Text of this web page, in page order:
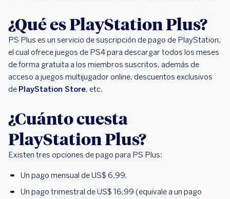
¿Qué es PlayStation Plus?
PS Plus es un servicio de suscripción de pago de PlayStation,
el cual ofrece juegos de PS4 para descargar todos los meses
de forma gratuita a los miembros suscritos, además de
acceso a juegos multijugador online, descuentos exclusivos
de PlayStation Store, etc.
¿Cuánto cuesta
PlayStation Plus?
Existen tres opciones de pago para PS Plus:
Un pago mensual de US$ 6,99.
Un pago trimestral de US$ 16,99 (equivale a un pago